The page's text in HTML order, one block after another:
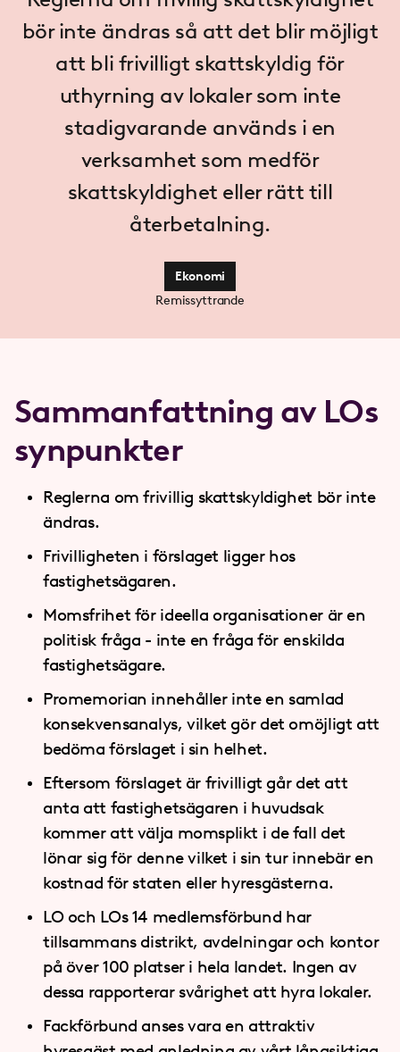
bör inte ändras så att det blir möjligt
att bli frivilligt skattskyldig för
uthyrning av lokaler som inte
stadigvarande används i en
verksamhet som medför
skattskyldighet eller rätt till
återbetalning.
Ekonomi
Remissyttrande
Sammanfattning av LOs
synpunkter
Reglerna om frivillig skattskyldighet bör inte
ändras.
Frivilligheten i förslaget ligger hos
fastighetsägaren.
Momsfrihet för ideella organisationer är en
politisk fråga - inte en fråga för enskilda
fastighetsägare.
Promemorian innehåller inte en samlad
konsekvensanalys, vilket gör det omöjligt att
bedöma förslaget i sin helhet.
Eftersom förslaget är frivilligt går det att
anta att fastighetsägaren i huvudsak
kommer att välja momsplikt i de fall det
lönar sig för denne vilket i sin tur innebär en
kostnad för staten eller hyresgästerna.
LO och LOs 14 medlemsförbund har
tillsammans distrikt, avdelningar och kontor
på över 100 platser i hela landet. Ingen av
dessa rapporterar svårighet att hyra lokaler.
Fackförbund anses vara en attraktiv